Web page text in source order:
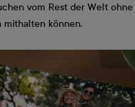
vom Rest der Welt ohne
mithalten können.